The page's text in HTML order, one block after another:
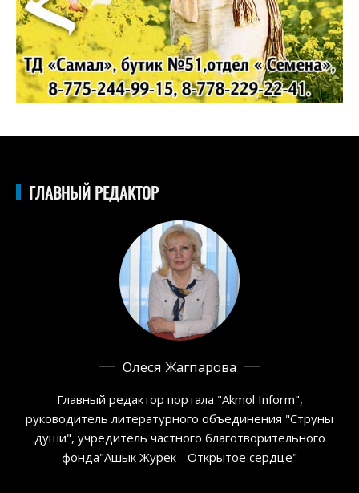
ГЛАВНЫЙ РЕДАКТОР
Олеся Жагпарова
Главный редактор портала "Akmol Inform",
руководитель литературного объединения "Струны
души", учредитель частного благотворительного
фонда"Ашык Журек - Открытое сердце"